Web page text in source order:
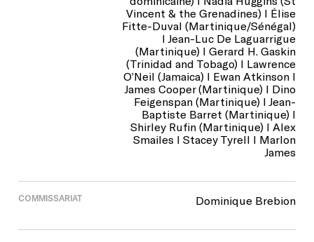
Vincent & the Grenadines) I Élise
Fitte-Duval (Martinique/Sénégal)
I Jean-Luc De Laguarrigue
(Martinique) I Gerard H. Gaskin
(Trinidad and Tobago) I Lawrence
O’Neil (Jamaica) I Ewan Atkinson I
James Cooper (Martinique) I Dino
Feigenspan (Martinique) I Jean-
Baptiste Barret (Martinique) I
Shirley Rufin (Martinique) I Alex
Smailes I Stacey Tyrell I Marlon
James
COMMISSARIAT Dominique Brebion